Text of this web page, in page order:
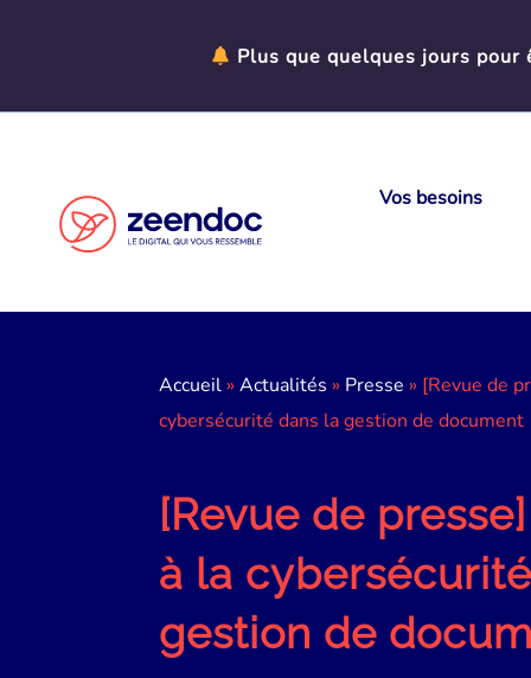
Plus que quelques jours
Vos besoins
Accueil »Actualités » Presse » [Revue de
cybersécurité dans la gestion de document
[Revue de
à la
gestion de